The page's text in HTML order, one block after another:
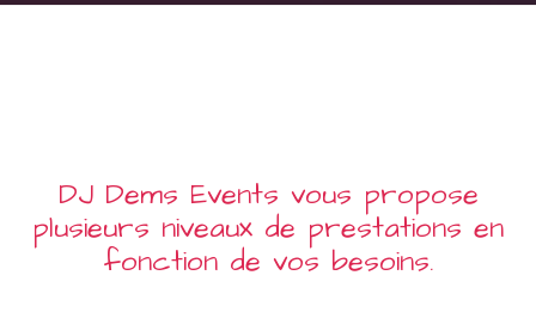
DJ Dems Events vous propose
plusieurs niveaux de prestations en
fonction de vos besoins.